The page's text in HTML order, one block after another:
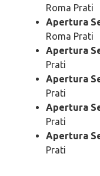
Roma Prati
Apertura
Roma Prati
Apertura
Prati
Apertura
Prati
Apertura
Prati
Apertura
Prati